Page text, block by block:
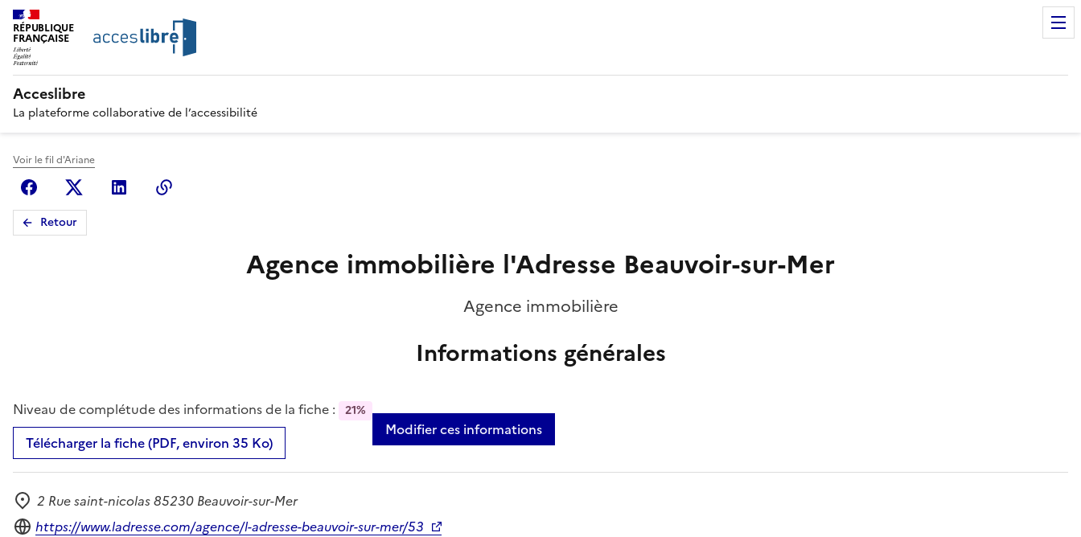
RÉPUBLIQUE
FRANÇAISE
Acceslibre
La plateforme collaborative de l’accessibilité
Voir le fil d'Ariane
FacebookX (anciennement Twitter)
Linkedin
Retour
Agence immobilière l'Adresse Beauvoir-sur-Mer
Agence immobilière
Informations générales
Niveau de complétude des informations de la fiche : 21%
Télécharger la fiche (PDF, environ 35 Ko)
Modifier ces informations
Adresse
2 Rue saint-nicolas 85230 Beauvoir-sur-Mer
Site internet
https://www.ladresse.com/agence/l-adresse-beauvoir-sur-mer/53